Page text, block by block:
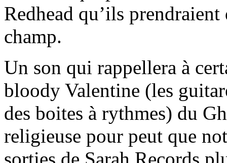
Redhead qu’ils
champ.
Un son qui rappellera à
bloody Valentine (les
des boites à rythmes) du
religieuse pour peut que
sorties de Sarah Records